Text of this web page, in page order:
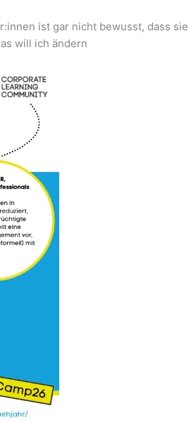
ist gar nicht bewusst, dass sie
will ich ändern